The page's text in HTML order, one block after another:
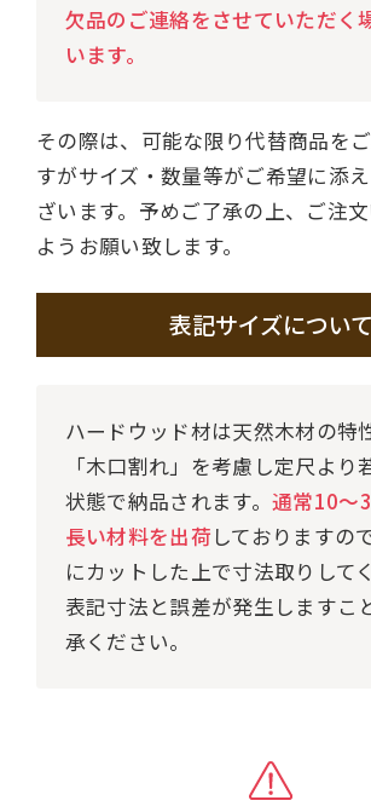
欠品のご連絡をさせていただく
います。
その際は、可能な限り代替商品を
すがサイズ・数量等がご希望に添
ざいます。予めご了承の上、ご注
ようお願い致します。
表記サイズについて
ハードウッド材は天然木材の特
「木口割れ」を考慮し定尺より
状態で納品されます。通常10～
長い材料を出荷 しておりますの
にカットした上で寸法取りして
表記寸法と誤差が発生しますこ
承ください。